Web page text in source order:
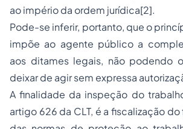
ao império da ordem jurídica[2].
Pode-se inferir, portanto, que o
impõe ao agente público a
aos ditames legais, não podendo
deixar de agir sem expressa
A finalidade da inspeção do
artigo 626 da CLT, é a fiscalização do